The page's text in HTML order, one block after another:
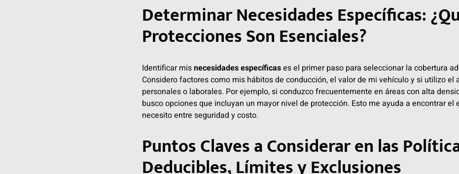
Determinar Necesidades Específicas:
Protecciones Son Esenciales?
Identificar misnecesidades específicases el primer paso para seleccionar la cobertura
Considero factores como mis hábitos de conducción, el valor de mi vehículo y si utilizo el
personales o laborales. Por ejemplo, si conduzco frecuentemente en áreas con alta
busco opciones que incluyan un mayor nivel de protección. Esto me ayuda a encontrar el
necesito entre seguridad y costo.
Puntos Claves a Considerar en las
Deducibles, Límites y Exclusiones